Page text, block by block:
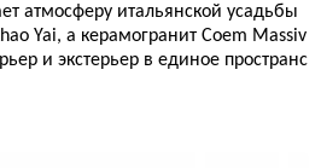
атмосферу итальянской усадьбы
Yai, а керамогранит Coem Massiv
и экстерьер в единое пространс